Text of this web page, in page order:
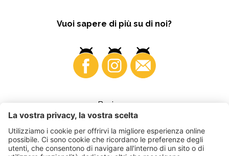
Vuoi sapere di più su di noi?
Business